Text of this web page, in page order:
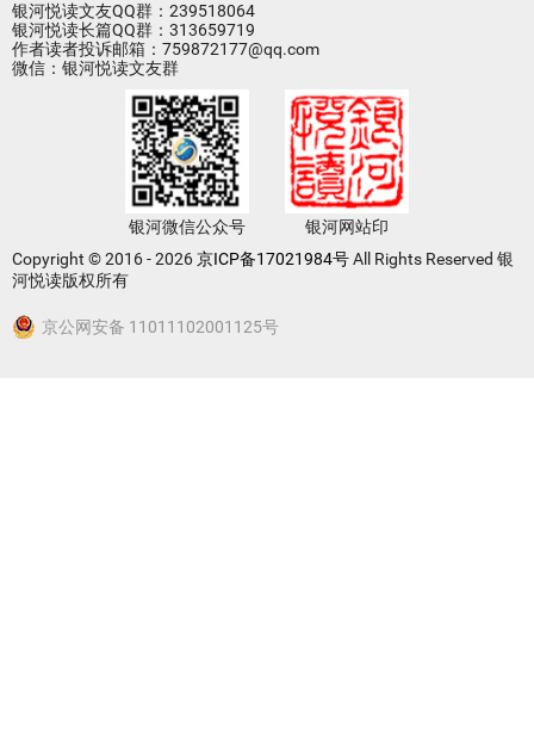
银河悦读文友QQ群：239518064
银河悦读长篇QQ群：313659719
作者读者投诉邮箱：759872177@qq.com
微信：银河悦读文友群
银河微信公众号
银河网站印
Copyright © 2016 - 2026京ICP备17021984号All Rights Reserved 银
河悦读版权所有
京公网安备 11011102001125号